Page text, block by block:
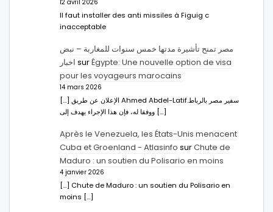
12 avril 2026
Il faut installer des anti missiles à Figuig c
inacceptable
مصر تمنح تأشيرة مدتها خمس سنوات للمغاربة – نبض
اخبار surÉgypte: Une nouvelle option de visa
pour les voyageurs marocains
14 mars 2026
[…] الإعلان عن طريق Ahmed Abdel-Latifسفير مصر بالرباط.
ووفقا له، فإن هذا الإجراء يهدف إلى […]
Après le Venezuela, les États-Unis menacent
Cuba et Groenland - Atlasinfo surChute de
Maduro : un soutien du Polisario en moins
4 janvier 2026
[…] Chute de Maduro : un soutien du Polisario en
moins […]